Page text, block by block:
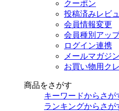
クーポン
投稿済みレビ
会員情報変更
会員種別アッ
ログイン連携
メールマガジ
お買い物用ク
商品をさがす
キーワードからさが
ランキングからさが